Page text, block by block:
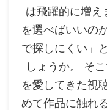
は飛躍的に増え
を選べばいいの
で探しにくい」
しょうか。 そ
を愛してきた視
めて作品に触れ